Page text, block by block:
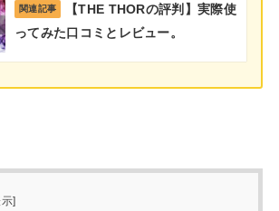
関連記事
【THE THORの評判】実際使
ってみた口コミとレビュー。
]